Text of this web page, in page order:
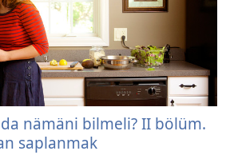
nämäni bilmeli? II bölüm.
saplanmak